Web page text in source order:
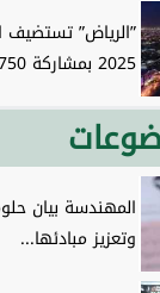
”الرياض” تستضيف
2025 بمشاركة 750...
المهندسة بيان
وتعزيز مبادئها...